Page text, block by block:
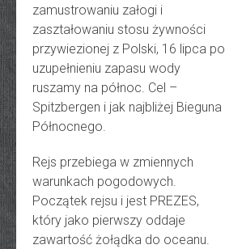
zamustrowaniu załogi i
zaształowaniu stosu żywności
przywiezionej z Polski, 16 lipca po
uzupełnieniu zapasu wody
ruszamy na północ. Cel –
Spitzbergen i jak najbliżej Bieguna
Północnego.
Rejs przebiega w zmiennych
warunkach pogodowych.
Początek rejsu i jest PREZES,
który jako pierwszy oddaje
zawartość żołądka do oceanu.